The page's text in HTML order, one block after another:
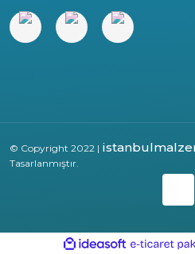
© Copyright 2022 |
Tasarlanmıştır.
ideasoft